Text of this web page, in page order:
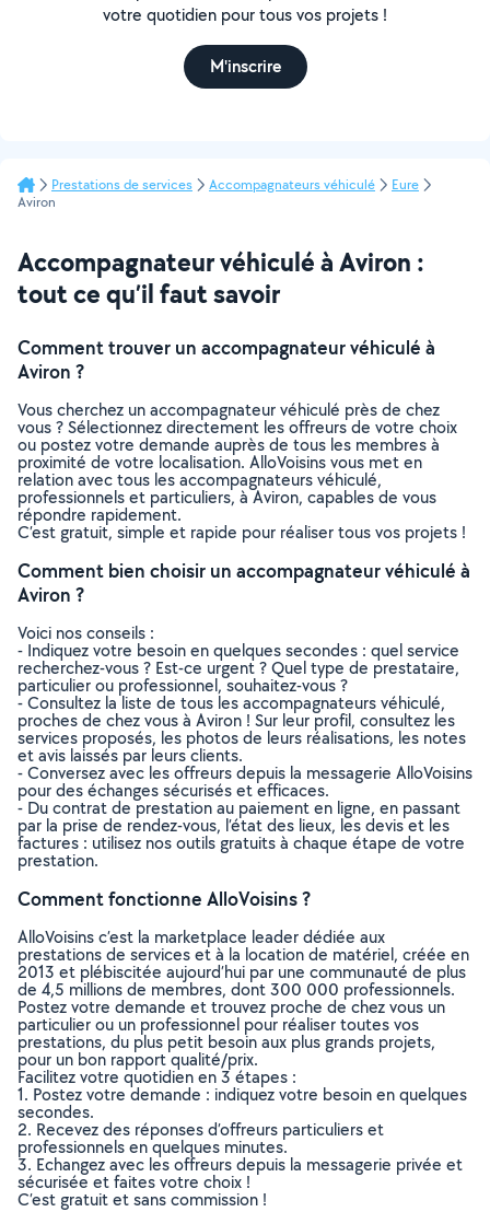
votre quotidien pour tous vos projets !
M'inscrire
Prestations de services Accompagnateurs véhiculé
Eure
Aviron
Accompagnateur véhiculé à Aviron :
tout ce qu’il faut savoir
Comment trouver un accompagnateur véhiculé à
Aviron ?
Vous cherchez un accompagnateur véhiculé près de chez
vous ? Sélectionnez directement les offreurs de votre choix
ou postez votre demande auprès de tous les membres à
proximité de votre localisation. AlloVoisins vous met en
relation avec tous les accompagnateurs véhiculé,
professionnels et particuliers, à Aviron, capables de vous
répondre rapidement.
C’est gratuit, simple et rapide pour réaliser tous vos projets !
Comment bien choisir un accompagnateur véhiculé à
Aviron ?
Voici nos conseils :
- Indiquez votre besoin en quelques secondes : quel service
recherchez-vous ? Est-ce urgent ? Quel type de prestataire,
particulier ou professionnel, souhaitez-vous ?
- Consultez la liste de tous les accompagnateurs véhiculé,
proches de chez vous à Aviron ! Sur leur profil, consultez les
services proposés, les photos de leurs réalisations, les notes
et avis laissés par leurs clients.
- Conversez avec les offreurs depuis la messagerie AlloVoisins
pour des échanges sécurisés et efficaces.
- Du contrat de prestation au paiement en ligne, en passant
par la prise de rendez-vous, l’état des lieux, les devis et les
factures : utilisez nos outils gratuits à chaque étape de votre
prestation.
Comment fonctionne AlloVoisins ?
AlloVoisins c’est la marketplace leader dédiée aux
prestations de services et à la location de matériel, créée en
2013 et plébiscitée aujourd’hui par une communauté de plus
de 4,5 millions de membres, dont 300 000 professionnels.
Postez votre demande et trouvez proche de chez vous un
particulier ou un professionnel pour réaliser toutes vos
prestations, du plus petit besoin aux plus grands projets,
pour un bon rapport qualité/prix.
Facilitez votre quotidien en 3 étapes :
1. Postez votre demande : indiquez votre besoin en quelques
secondes.
2. Recevez des réponses d’offreurs particuliers et
professionnels en quelques minutes.
3. Echangez avec les offreurs depuis la messagerie privée et
sécurisée et faites votre choix !
C’est gratuit et sans commission !